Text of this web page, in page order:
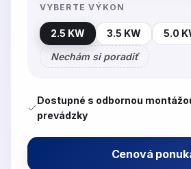
VYBERTE VÝKON
2.5 KW 3.5 KW
5.0
Nechám si poradiť
Dostupné s odbornou
prevádzky
Cenová